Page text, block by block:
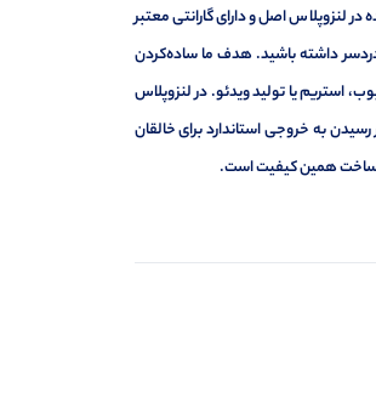
لنزوپلاس اصل و دارای گارانتی معتبر
داشته باشید. هدف ما ساده‌کردن
استریم یا تولید ویدئو. در لنزوپلاس
به خروجی استاندارد برای خالقان
ساخت همین کیفیت است.